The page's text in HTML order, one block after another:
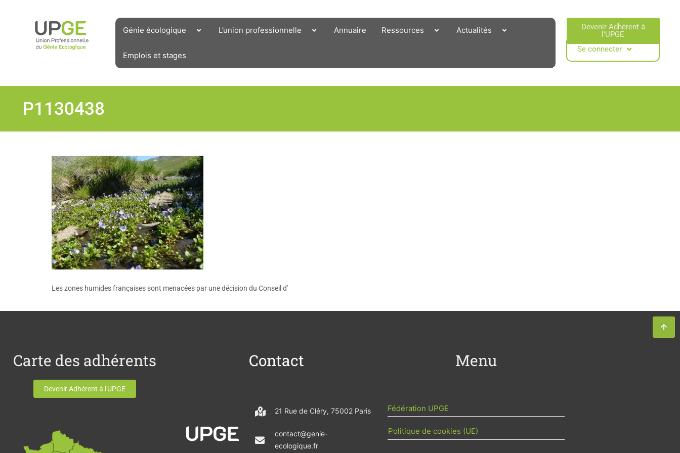
Génie écologique L’union professionnelle Annuaire Ressources Actualités
Emplois et stages
Devenir Adhérent à
l'UPGE​
Se connecter
P1130438
Les zones humides françaises sont menacées par une décision du Conseil d’
Carte des adhérents
Devenir Adhérent à l'UPGE
Contact
21 Rue de Cléry, 75002 Paris
contact@genie-
ecologique.fr
Menu
Fédération UPGE
Politique de cookies (UE)